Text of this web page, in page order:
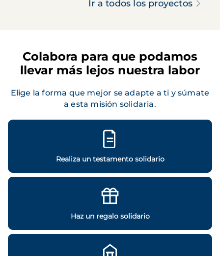
Ir a todos los proyectos
Colabora para que podamos
llevar más lejos nuestra labor
Elige la forma que mejor se adapte a ti y súmate
a esta misión solidaria.
Realiza un testamento solidario
Haz un regalo solidario